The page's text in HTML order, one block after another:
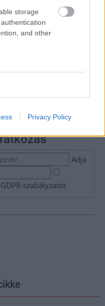
storage
and other
Privacy Policy
Adja
GDPR-szabályzatot